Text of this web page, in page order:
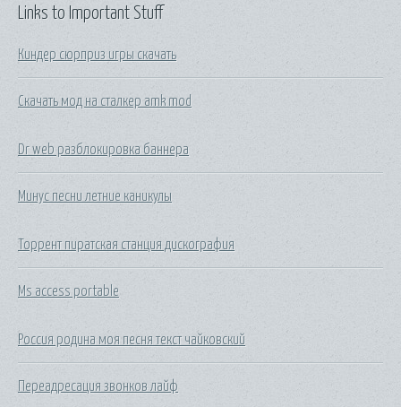
Links to Important Stuff
Киндер сюрприз игры скачать
Скачать мод на сталкер amk mod
Dr web разблокировка баннера
Минус песни летние каникулы
Торрент пиратская станция дискография
Ms access portable
Россия родина моя песня текст чайковский
Переадресация звонков лайф